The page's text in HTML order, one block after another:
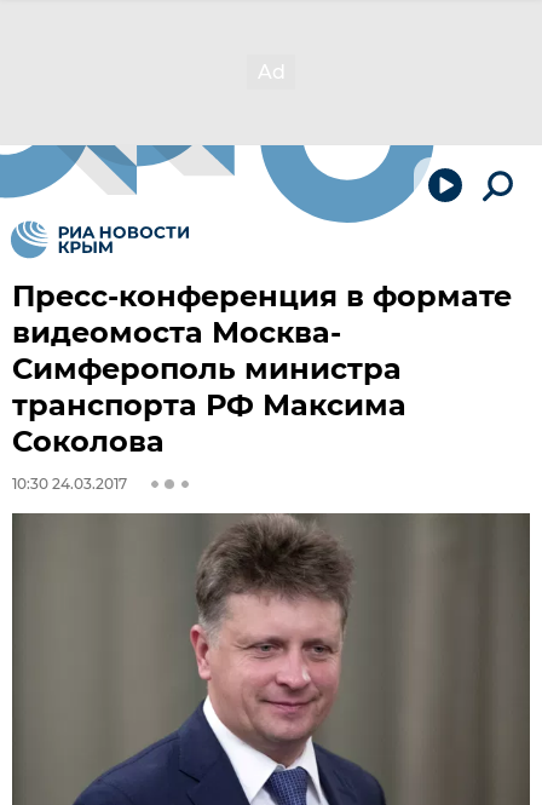
Пресс-конференция в формате
видеомоста Москва-
Симферополь министра
транспорта РФ Максима
Соколова
10:30 24.03.2017